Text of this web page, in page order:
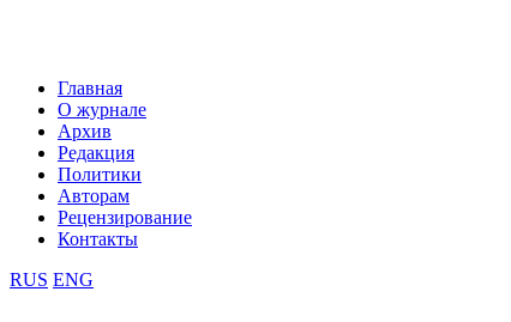
Главная
О журнале
Архив
Редакция
Политики
Авторам
Рецензирование
Контакты
RUS ENG